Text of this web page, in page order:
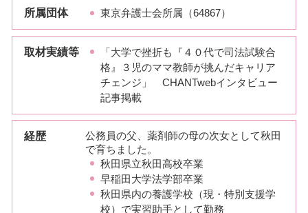
所属団体 東京弁護士会所属（64867）
取材実績等
「大学で挫折も『４０代で司法試験合
格』３児のママ教師が挑んだキャリア
チェンジ」 CHANTwebインタビュー
記事掲載
経歴
公務員の父、薬剤師の母の次女として秋田
で育ちました。
秋田県立秋田高校卒業
早稲田大学法学部卒業
秋田県内の養護学校（現・特別支援学
校）で実習助手として勤務